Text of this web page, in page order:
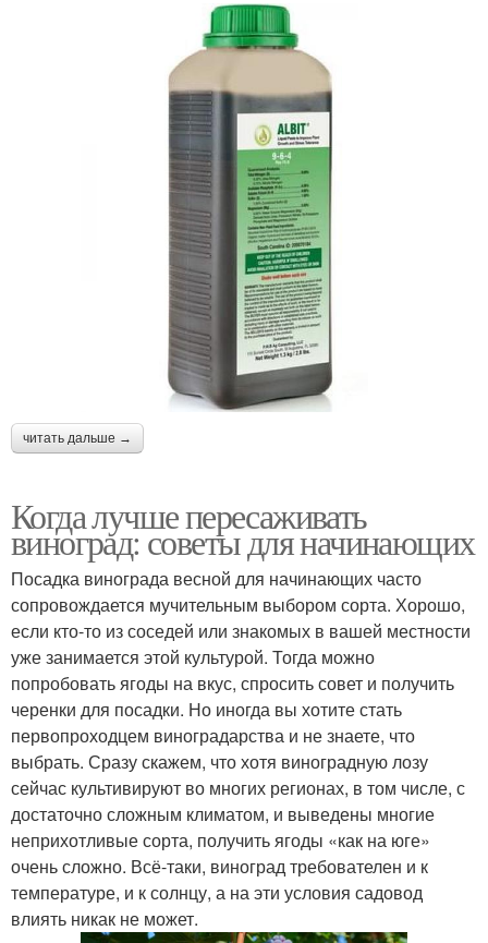
читать дальше →
Когда лучше пересаживать
виноград: советы для начинающих
Посадка винограда весной для начинающих часто
сопровождается мучительным выбором сорта. Хорошо,
если кто-то из соседей или знакомых в вашей местности
уже занимается этой культурой. Тогда можно
попробовать ягоды на вкус, спросить совет и получить
черенки для посадки. Но иногда вы хотите стать
первопроходцем виноградарства и не знаете, что
выбрать. Сразу скажем, что хотя виноградную лозу
сейчас культивируют во многих регионах, в том числе, с
достаточно сложным климатом, и выведены многие
неприхотливые сорта, получить ягоды «как на юге»
очень сложно. Всё-таки, виноград требователен и к
температуре, и к солнцу, а на эти условия садовод
влиять никак не может.